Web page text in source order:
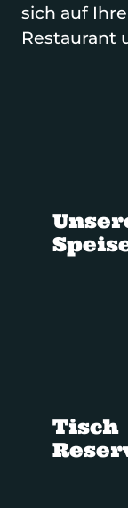
sich auf
Restaurant
Tisch